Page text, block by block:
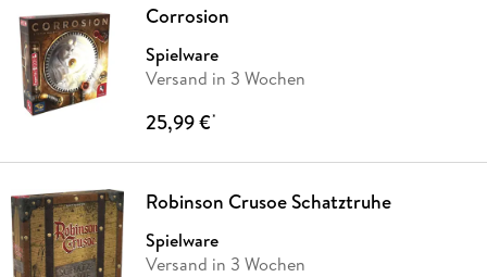
Corrosion
Spielware
Versand in 3 Wochen
25,99 €*
Robinson Crusoe Schatztruhe
Spielware
Versand in 3 Wochen